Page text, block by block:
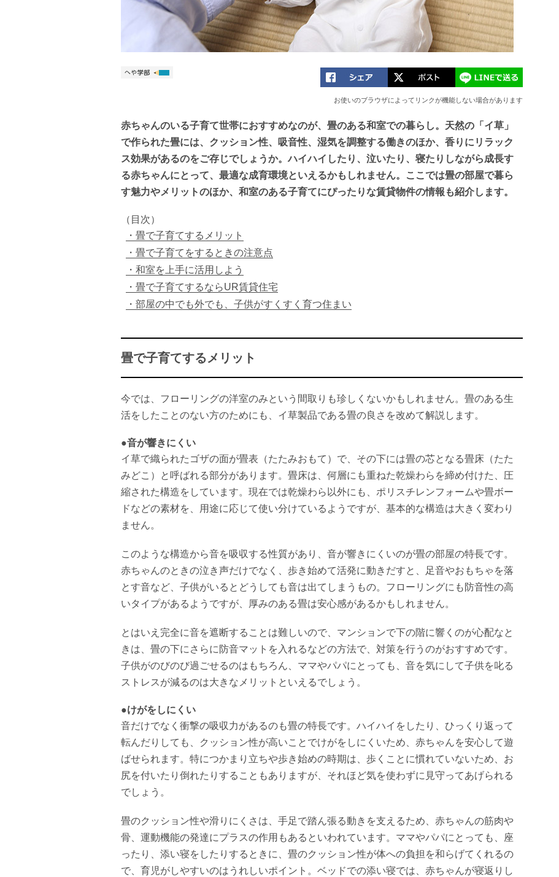
お使いのブラウザによってリンクが機能しない場合があります
赤ちゃんのいる子育て世帯におすすめなのが、畳のある和室での暮らし。天然の「イ草」
で作られた畳には、クッション性、吸音性、湿気を調整する働きのほか、香りにリラック
ス効果があるのをご存じでしょうか。ハイハイしたり、泣いたり、寝たりしながら成長す
る赤ちゃんにとって、最適な成育環境といえるかもしれません。ここでは畳の部屋で暮ら
す魅力やメリットのほか、和室のある子育てにぴったりな賃貸物件の情報も紹介します。
（目次）
畳で子育てするメリット
畳で子育てをするときの注意点
和室を上手に活用しよう
畳で子育てするならUR賃貸住宅
部屋の中でも外でも、子供がすくすく育つ住まい
畳で子育てするメリット
今では、フローリングの洋室のみという間取りも珍しくないかもしれません。畳のある生
活をしたことのない方のためにも、イ草製品である畳の良さを改めて解説します。
●音が響きにくい
イ草で織られたゴザの面が畳表（たたみおもて）で、その下には畳の芯となる畳床（たた
みどこ）と呼ばれる部分があります。畳床は、何層にも重ねた乾燥わらを締め付けた、圧
縮された構造をしています。現在では乾燥わら以外にも、ポリスチレンフォームや畳ボー
ドなどの素材を、用途に応じて使い分けているようですが、基本的な構造は大きく変わり
ません。
このような構造から音を吸収する性質があり、音が響きにくいのが畳の部屋の特長です。
赤ちゃんのときの泣き声だけでなく、歩き始めて活発に動きだすと、足音やおもちゃを落
とす音など、子供がいるとどうしても音は出てしまうもの。フローリングにも防音性の高
いタイプがあるようですが、厚みのある畳は安心感があるかもしれません。
とはいえ完全に音を遮断することは難しいので、マンションで下の階に響くのが心配なと
きは、畳の下にさらに防音マットを入れるなどの方法で、対策を行うのがおすすめです。
子供がのびのび過ごせるのはもちろん、ママやパパにとっても、音を気にして子供を叱る
ストレスが減るのは大きなメリットといえるでしょう。
●けがをしにくい
音だけでなく衝撃の吸収力があるのも畳の特長です。ハイハイをしたり、ひっくり返って
転んだりしても、クッション性が高いことでけがをしにくいため、赤ちゃんを安心して遊
ばせられます。特につかまり立ちや歩き始めの時期は、歩くことに慣れていないため、お
尻を付いたり倒れたりすることもありますが、それほど気を使わずに見守ってあげられる
でしょう。
畳のクッション性や滑りにくさは、手足で踏ん張る動きを支えるため、赤ちゃんの筋肉や
骨、運動機能の発達にプラスの作用もあるといわれています。ママやパパにとっても、座
ったり、添い寝をしたりするときに、畳のクッション性が体への負担を和らげてくれるの
で、育児がしやすいのはうれしいポイント。ベッドでの添い寝では、赤ちゃんが寝返りし